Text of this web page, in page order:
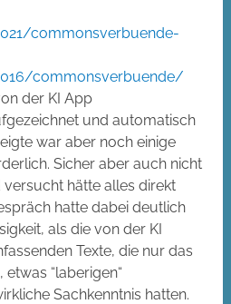
commonsverbuende-
commonsverbuende/
der KI App
und automatisch
war aber noch einige
Sicher aber auch nicht
hätte alles direkt
hatte dabei deutlich
als die von der KI
Texte, die nur das
etwas “laberigen“
Sachkenntnis hatten.